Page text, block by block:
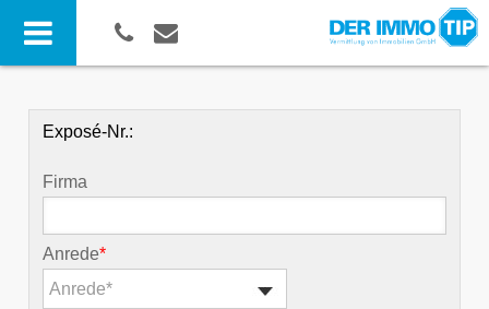
Exposé-Nr.:
Firma
Anrede*
Anrede*